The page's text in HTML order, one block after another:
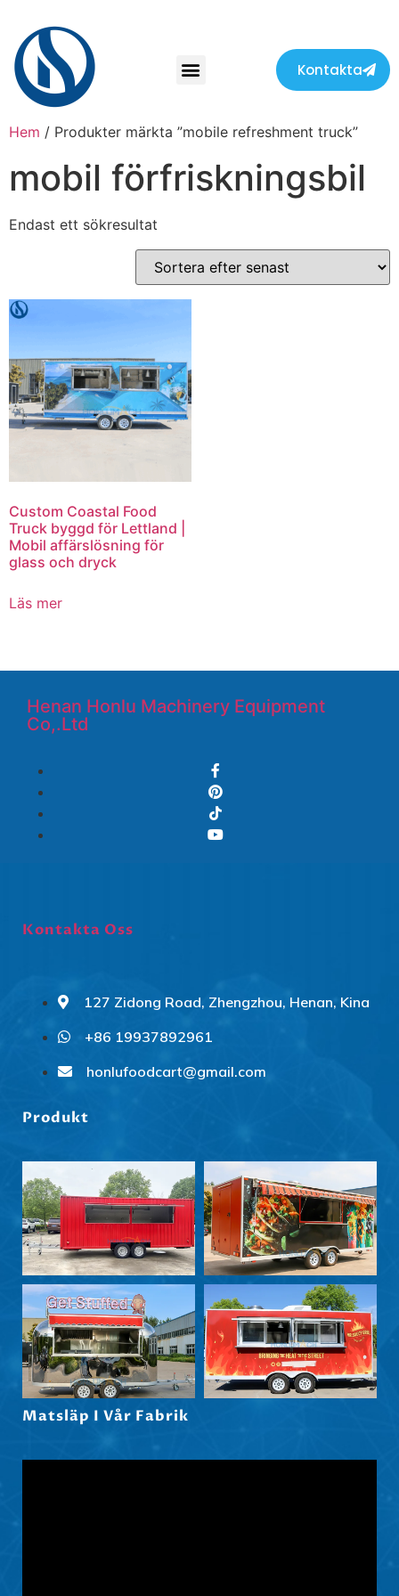
Kontakta
Hem / Produkter märkta ”mobile refreshment truck”
mobil förfriskningsbil
Endast ett sökresultat
Custom Coastal Food
Truck byggd för Lettland |
Mobil affärslösning för
glass och dryck
Läs mer
Henan Honlu Machinery Equipment
Co,.Ltd
Kontakta Oss
127 Zidong Road, Zhengzhou, Henan, Kina
+86 19937892961
honlufoodcart@gmail.com
Produkt
Matsläp I Vår Fabrik
Slovenščina
Latviešu valoda
Dansk
Hrvatski
Српски језик
Norsk nynorsk
Maori
Eesti
Norsk bokmål